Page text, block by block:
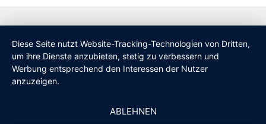
Diese Seite nutzt Website-Tracking-Technologien von Dritten,
um ihre Dienste anzubieten, stetig zu verbessern und
Werbung entsprechend den Interessen der Nutzer
anzuzeigen.
ABLEHNEN